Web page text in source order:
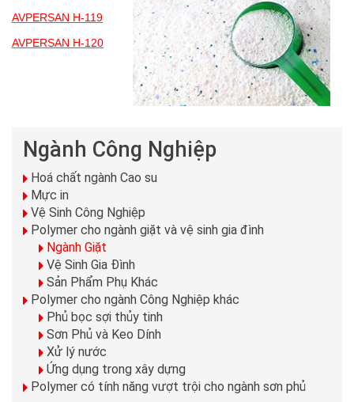
AVPERSAN H-119
AVPERSAN H-120
Ngành Công Nghiệp
Hoá chất ngành Cao su
Mực in
Vệ Sinh Công Nghiệp
Polymer cho ngành giặt và vệ sinh gia đình
Ngành Giặt
Vệ Sinh Gia Đình
Sản Phẩm Phụ Khác
Polymer cho ngành Công Nghiệp khác
Phủ bọc sợi thủy tinh
Sơn Phủ và Keo Dính
Xử lý nước
Ứng dụng trong xây dựng
Polymer có tính năng vượt trội cho ngành sơn phủ